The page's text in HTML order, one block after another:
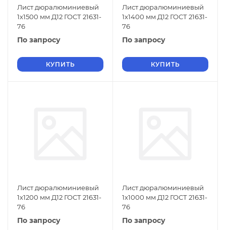
Лист дюралюминиевый
1х1500 мм Д12 ГОСТ 21631-
76
По запросу
КУПИТЬ
Лист дюралюминиевый
1х1400 мм Д12 ГОСТ 21631-
76
По запросу
КУПИТЬ
Лист дюралюминиевый
1х1200 мм Д12 ГОСТ 21631-
76
По запросу
Лист дюралюминиевый
1х1000 мм Д12 ГОСТ 21631-
76
По запросу